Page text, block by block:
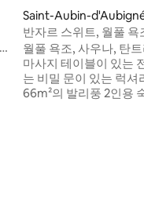
Saint-Aubin-
파트
반자르 스위트, 월풀 욕
방
월풀 욕조, 사우나, 탄
마사지 테이블이 있는
는 비밀 문이 있는 럭셔리 숙
66m²의 발리풍 2인용